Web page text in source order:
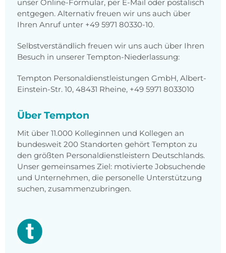
unser Online-Formular, per E-Mail oder postalisch
entgegen. Alternativ freuen wir uns auch über
Ihren Anruf unter +49 5971 80330-10.
Selbstverständlich freuen wir uns auch über Ihren
Besuch in unserer Tempton-Niederlassung:
Tempton Personaldienstleistungen GmbH, Albert-
Einstein-Str. 10, 48431 Rheine, +49 5971 8033010
Über Tempton
Mit über 11.000 Kolleginnen und Kollegen an
bundesweit 200 Standorten gehört Tempton zu
den größten Personaldienstleistern Deutschlands.
Unser gemeinsames Ziel: motivierte Jobsuchende
und Unternehmen, die personelle Unterstützung
suchen, zusammenzubringen.